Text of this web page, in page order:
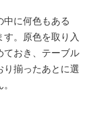
中に何色もある
す。原色を取り入
ておき、テーブル
り揃ったあとに選